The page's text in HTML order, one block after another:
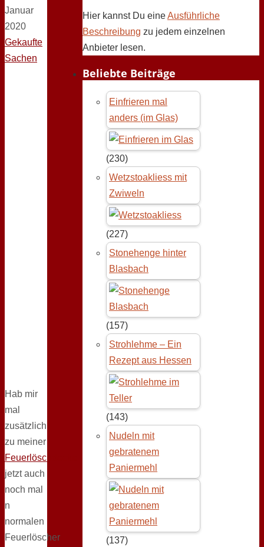
Januar
2020
Gekaufte
Sachen
Hab mir
mal
zusätzlich
zu meiner
Feuerlöschdecke
jetzt auch
noch mal
n
normalen
Feuerlöscher
Hier kannst Du eineAusführliche
Beschreibung zu jedem einzelnen
Anbieter lesen.
Beliebte Beiträge
Einfrieren mal
anders (im Glas)
(230)
Wetzstoakliess mit
Zwiweln
(227)
Stonehenge hinter
Blasbach
(157)
Strohlehme – Ein
Rezept aus Hessen
(143)
Nudeln mit
gebratenem
Paniermehl
(137)